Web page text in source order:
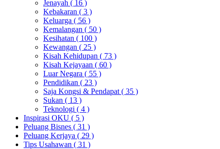
Jenayah ( 16 )
Kebakaran ( 3 )
Keluarga ( 56 )
Kemalangan ( 50 )
Kesihatan ( 100 )
Kewangan ( 25 )
Kisah Kehidupan ( 73 )
Kisah Kejayaan ( 60 )
Luar Negara ( 55 )
Pendidikan ( 23 )
Saja Kongsi & Pendapat ( 35 )
Sukan ( 13 )
Teknologi ( 4 )
Inspirasi OKU ( 5 )
Peluang Bisnes ( 31 )
Peluang Kerjaya ( 29 )
Tips Usahawan ( 31 )